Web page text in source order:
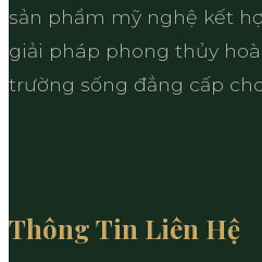
sản phẩm mỹ nghệ kết
giải pháp phong thủy
trường sống đẳng cấp
Thông Tin Liên Hệ